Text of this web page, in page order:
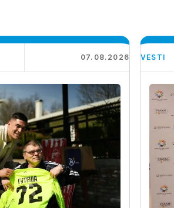
07.08.2026 VESTI